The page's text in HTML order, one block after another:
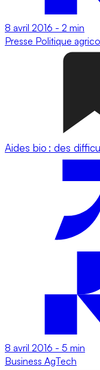
8 avril 2016 - 2 min
Presse Politique
Aides bio : des
8 avril 2016 - 5 min
Business AgTech